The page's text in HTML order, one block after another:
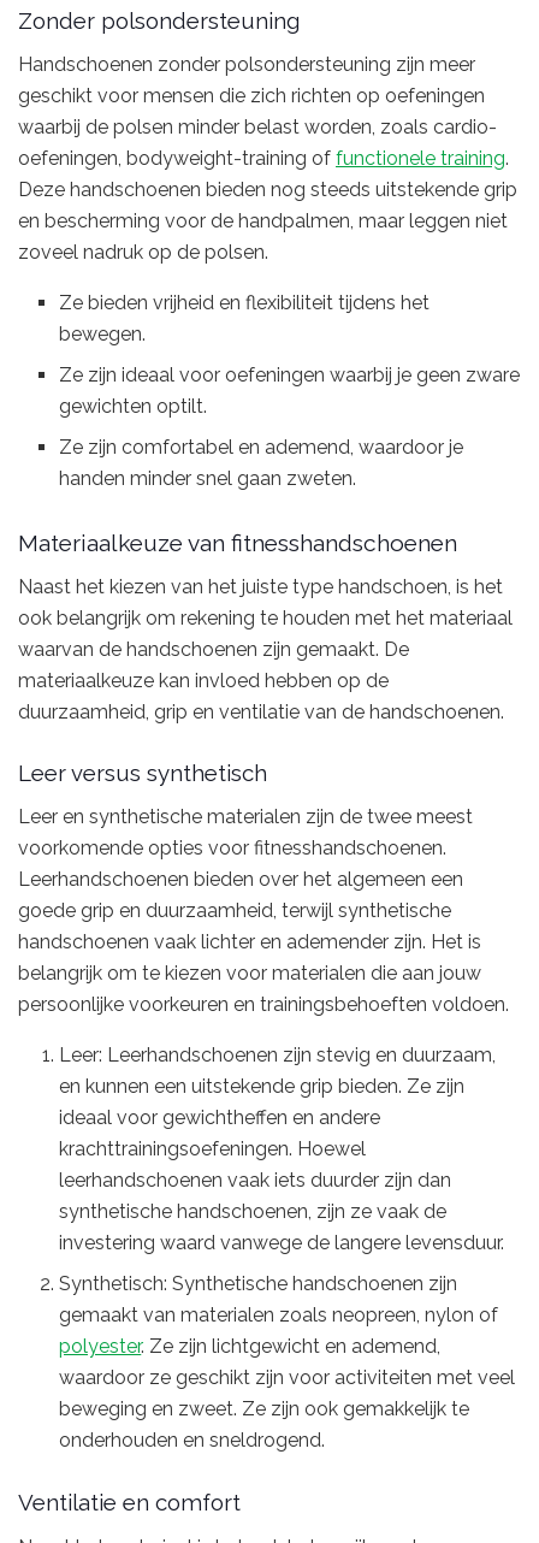
Zonder polsondersteuning
Handschoenen zonder polsondersteuning zijn meer
geschikt voor mensen die zich richten op oefeningen
waarbij de polsen minder belast worden, zoals cardio-
oefeningen, bodyweight-training of functionele training.
Deze handschoenen bieden nog steeds uitstekende grip
en bescherming voor de handpalmen, maar leggen niet
zoveel nadruk op de polsen.
Ze bieden vrijheid en flexibiliteit tijdens het
bewegen.
Ze zijn ideaal voor oefeningen waarbij je geen zware
gewichten optilt.
Ze zijn comfortabel en ademend, waardoor je
handen minder snel gaan zweten.
Materiaalkeuze van fitnesshandschoenen
Naast het kiezen van het juiste type handschoen, is het
ook belangrijk om rekening te houden met het materiaal
waarvan de handschoenen zijn gemaakt. De
materiaalkeuze kan invloed hebben op de
duurzaamheid, grip en ventilatie van de handschoenen.
Leer versus synthetisch
Leer en synthetische materialen zijn de twee meest
voorkomende opties voor fitnesshandschoenen.
Leerhandschoenen bieden over het algemeen een
goede grip en duurzaamheid, terwijl synthetische
handschoenen vaak lichter en ademender zijn. Het is
belangrijk om te kiezen voor materialen die aan jouw
persoonlijke voorkeuren en trainingsbehoeften voldoen.
Leer: Leerhandschoenen zijn stevig en duurzaam,
en kunnen een uitstekende grip bieden. Ze zijn
ideaal voor gewichtheffen en andere
krachttrainingsoefeningen. Hoewel
leerhandschoenen vaak iets duurder zijn dan
synthetische handschoenen, zijn ze vaak de
investering waard vanwege de langere levensduur.
Synthetisch: Synthetische handschoenen zijn
gemaakt van materialen zoals neopreen, nylon of
polyester. Ze zijn lichtgewicht en ademend,
waardoor ze geschikt zijn voor activiteiten met veel
beweging en zweet. Ze zijn ook gemakkelijk te
onderhouden en sneldrogend.
Ventilatie en comfort